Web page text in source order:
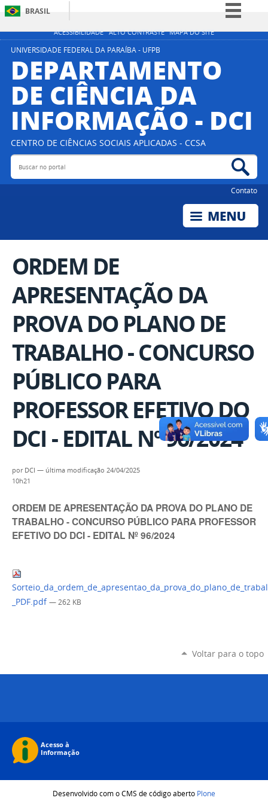
ACESSIBILIDADE ALTO CONTRASTE MAPA DO SITE
BRASIL
Simplifique!
Participe
Acesso à informação
Legislação
Canais
UNIVERSIDADE FEDERAL DA PARAÍBA - UFPB
DEPARTAMENTO
DE CIÊNCIA DA
INFORMAÇÃO - DCI
CENTRO DE CIÊNCIAS SOCIAIS APLICADAS - CCSA
Buscar no portal
Contato
ORDEM DE
APRESENTAÇÃO DA
PROVA DO PLANO DE
TRABALHO - CONCURSO
PÚBLICO PARA
PROFESSOR EFETIVO DO
DCI - EDITAL Nº 96/2024
por DCI — última modificação 24/04/2025
10h21
ORDEM DE APRESENTAÇÃO DA PROVA DO PLANO DE
TRABALHO - CONCURSO PÚBLICO PARA PROFESSOR
EFETIVO DO DCI - EDITAL Nº 96/2024
_PDF.pdf — 262 KB
Voltar para o topo
Desenvolvido com o CMS de código aberto Plone